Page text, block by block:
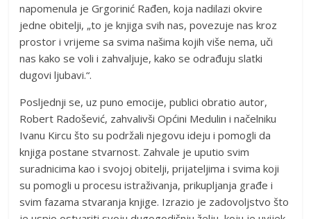
napomenula je Grgorinić Rađen, koja nadilazi okvire
jedne obitelji, „to je knjiga svih nas, povezuje nas kroz
prostor i vrijeme sa svima našima kojih više nema, uči
nas kako se voli i zahvaljuje, kako se odrađuju slatki
dugovi ljubavi.“.
Posljednji se, uz puno emocije, publici obratio autor,
Robert Radošević, zahvalivši Općini Medulin i načelniku
Ivanu Kircu što su podržali njegovu ideju i pomogli da
knjiga postane stvarnost. Zahvale je uputio svim
suradnicima kao i svojoj obitelji, prijateljima i svima koji
su pomogli u procesu istraživanja, prikupljanja građe i
svim fazama stvaranja knjige. Izrazio je zadovoljstvo što